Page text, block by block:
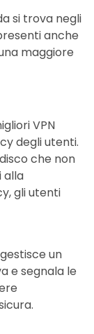
si trova negli
anche
maggiore
VPN
degli utenti.
che non
alla
gli utenti
un
e segnala le